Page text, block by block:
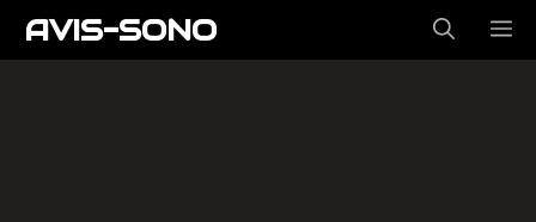
AllerAVIS-SONO